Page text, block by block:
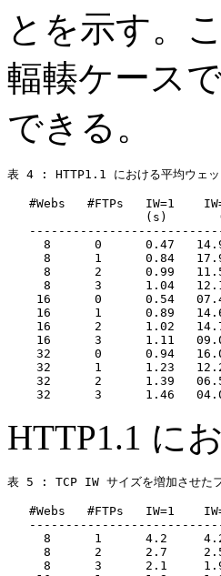
とを示す。
輻輳ケース
できる。
表 4 : HTTP1.1 における平均ウェッ
#Webs   #FTPs   IW=1
(s)
8      0      0.47
8      1      0.84
8      2      0.99
8      3      1.04
16      0      0.54
16      1      0.89
16      2      1.02
16      3      1.11
32      0      0.94
32      1      1.23
32      2      1.39
HTTP1.1 に
表 5 : TCP IW サイズを増加させたフ
#Webs   #FTPs   IW=1
8      1      4.2
8      2      2.7
8      3      2.1